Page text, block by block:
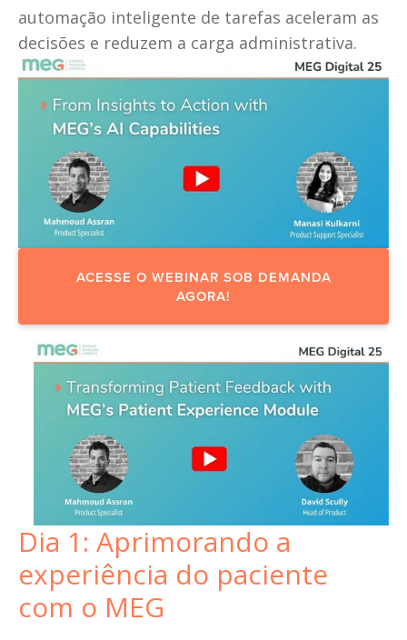
automação inteligente de tarefas aceleram as
decisões e reduzem a carga administrativa.
ACESSE O WEBINAR SOB DEMANDA
AGORA!
Dia 1: Aprimorando a
experiência do paciente
com o MEG